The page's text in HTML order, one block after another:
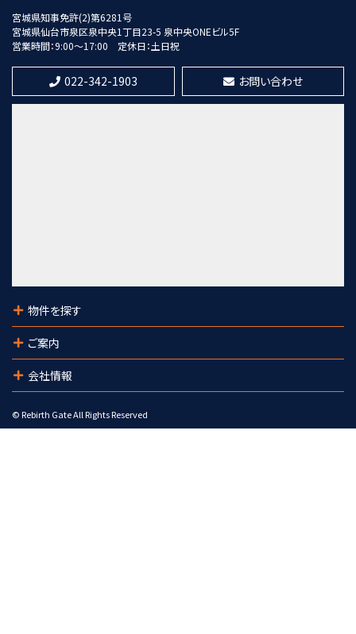
第8位
利回17.71%
北四番丁駅
歩13分
1,280万円
宮城県知事免許(2)第6281号
宮城県仙台市泉区泉中央1丁目23-5 泉中央ONEビル5F
営業時間：9:00～17:00
定休日：土日祝
022-342-1903 お問い合わせ
物件を探す
ご案内
会社情報
© Rebirth Gate All Rights Reserved